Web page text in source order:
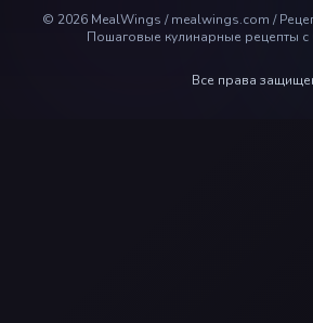
© 2026 MealWings / mealwings.com /
Пошаговые кулинарные рецепты
Все права